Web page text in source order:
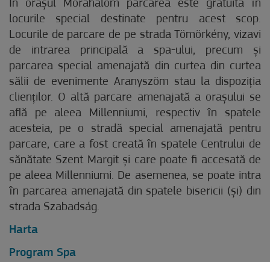
În orașul Mórahalom parcarea este gratuită în
locurile special destinate pentru acest scop.
Locurile de parcare de pe strada Tömörkény, vizavi
de intrarea principală a spa-ului, precum și
parcarea special amenajată din curtea din curtea
sălii de evenimente Aranyszöm stau la dispoziția
clienților. O altă parcare amenajată a orașului se
află pe aleea Millenniumi, respectiv în spatele
acesteia, pe o stradă special amenajată pentru
parcare, care a fost creată în spatele Centrului de
sănătate Szent Margit și care poate fi accesată de
pe aleea Millenniumi. De asemenea, se poate intra
în parcarea amenajată din spatele bisericii (și) din
strada Szabadság.
Harta
Program Spa